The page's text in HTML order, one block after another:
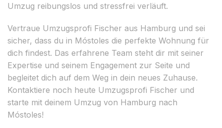
Umzug reibungslos und stressfrei verläuft.
Vertraue Umzugsprofi Fischer aus Hamburg und sei
sicher, dass du in Móstoles die perfekte Wohnung für
dich findest. Das erfahrene Team steht dir mit seiner
Expertise und seinem Engagement zur Seite und
begleitet dich auf dem Weg in dein neues Zuhause.
Kontaktiere noch heute Umzugsprofi Fischer und
starte mit deinem Umzug von Hamburg nach
Móstoles!